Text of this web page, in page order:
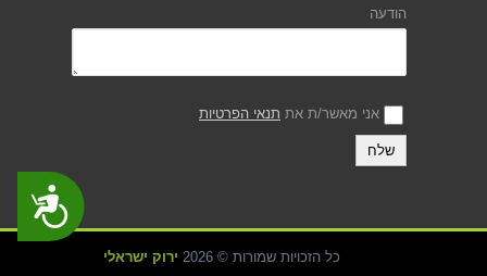
נגישות
הודעה
אני מאשר/ת את תנאי הפרטיות
כל הזכויות שמורות © 2026 ירוק ישראלי